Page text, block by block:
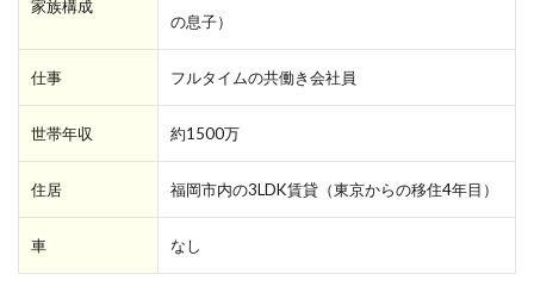
家族構成
の息子）
仕事 フルタイムの共働き会社員
世帯年収 約1500万
住居 福岡市内の3LDK賃貸（東京からの移住4年目）
車 なし